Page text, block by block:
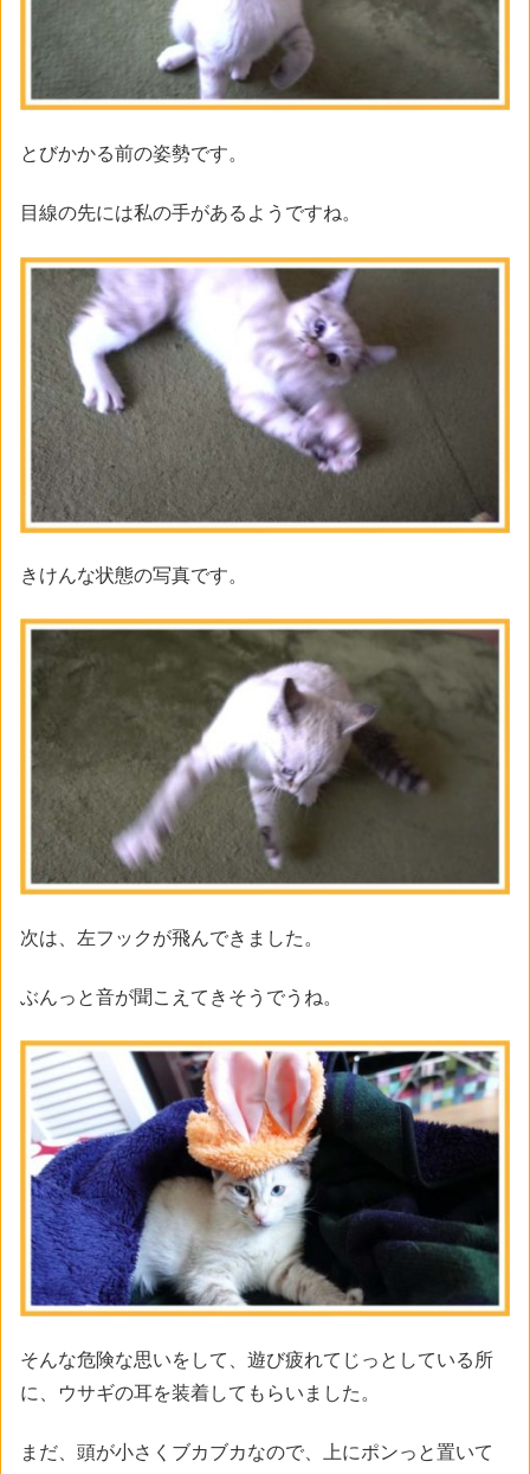
とびかかる前の姿勢です。
目線の先には私の手があるようですね。
きけんな状態の写真です。
次は、左フックが飛んできました。
ぶんっと音が聞こえてきそうでうね。
そんな危険な思いをして、遊び疲れてじっとしている所
に、ウサギの耳を装着してもらいました。
まだ、頭が小さくブカブカなので、上にポンっと置いて